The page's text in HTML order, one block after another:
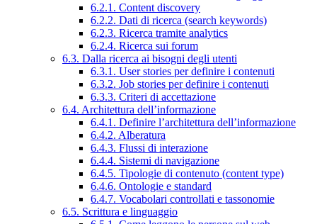
6.2.1. Content discovery
6.2.2. Dati di ricerca (search keywords)
6.2.3. Ricerca tramite analytics
6.2.4. Ricerca sui forum
6.3. Dalla ricerca ai bisogni degli utenti
6.3.1. User stories per definire i contenuti
6.3.2. Job stories per definire i contenuti
6.3.3. Criteri di accettazione
6.4. Architettura dell’informazione
6.4.1. Definire l’architettura dell’informazione
6.4.2. Alberatura
6.4.3. Flussi di interazione
6.4.4. Sistemi di navigazione
6.4.5. Tipologie di contenuto (content type)
6.4.6. Ontologie e standard
6.4.7. Vocabolari controllati e tassonomie
6.5. Scrittura e linguaggio